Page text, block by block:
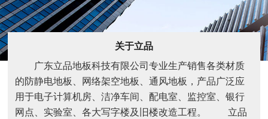
关于立品
广东立品地板科技有限公司专业生产销售各类材质
的防静电地板、网络架空地板、通风地板，产品广泛应
用于电子计算机房、洁净车间、配电室、监控室、银行
网点、实验室、各大写字楼及旧楼改造工程。 立品